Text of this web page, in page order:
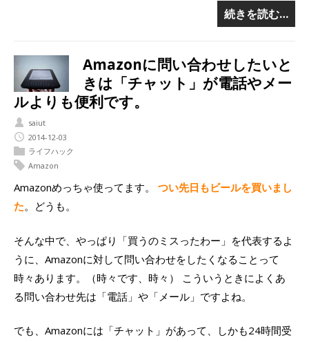
続きを読む…
Amazonに問い合わせしたいと
きは「チャット」が電話やメー
ルよりも便利です。
saiut
2014-12-03
ライフハック
Amazon
Amazonめっちゃ使ってます。 つい先日もビールを買いまし
た。どうも。
そんな中で、やっぱり「買うのミスったわー」を代表するよ
うに、Amazonに対して問い合わせをしたくなることって
時々あります。（時々です、時々） こういうときによくあ
る問い合わせ先は「電話」や「メール」ですよね。
でも、Amazonには「チャット」があって、しかも24時間受